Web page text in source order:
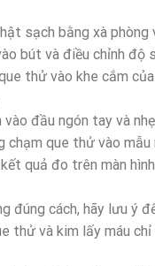
sạch bằng xà phòng
bút và điều chỉnh độ
thử vào khe cắm
vào đầu ngón tay và
chạm que thử vào
quả đo trên màn
đúng cách, hãy lưu ý
thử và kim lấy máu